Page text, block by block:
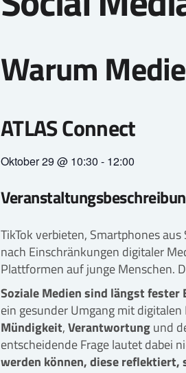
Warum
ATLAS Connect
Oktober 29 @ 10:30 - 12:00
TikTok verbieten, Smartphones
nach Einschränkungen digitaler
Plattformen auf junge Menschen.
Soziale Medien sind längst
ein gesunder Umgang mit
Mündigkeit,Verantwortungund
entscheidende Frage lautet dabei
werden können, diese